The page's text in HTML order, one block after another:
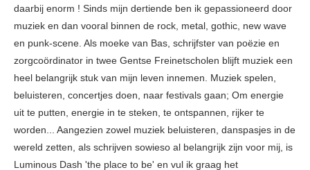
daarbij enorm ! Sinds mijn dertiende ben ik gepassioneerd door
muziek en dan vooral binnen de rock, metal, gothic, new wave
en punk-scene. Als moeke van Bas, schrijfster van poëzie en
zorgcoördinator in twee Gentse Freinetscholen blijft muziek een
heel belangrijk stuk van mijn leven innemen. Muziek spelen,
beluisteren, concertjes doen, naar festivals gaan; Om energie
uit te putten, energie in te steken, te ontspannen, rijker te
worden... Aangezien zowel muziek beluisteren, danspasjes in de
wereld zetten, als schrijven sowieso al belangrijk zijn voor mij, is
Luminous Dash 'the place to be' en vul ik graag het